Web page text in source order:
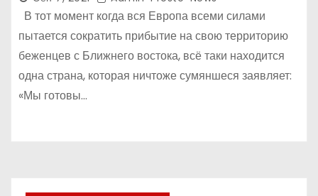
В тот момент когда вся Европа всеми силами
пытается сократить прибытие на свою территорию
беженцев с Ближнего востока, всё таки находится
одна страна, которая ничтоже сумяншеся заявляет:
«Мы готовы…